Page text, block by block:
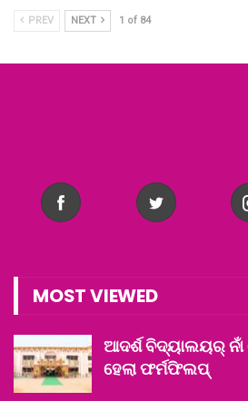
PREV NEXT 1 of 84
MOST VIEWED
ଆଦର୍ଶ ବିଦ୍ୟାଲୟର୍
ହେଲା ଫର୍ମଫିଲପ୍